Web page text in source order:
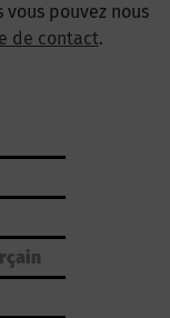
vous pouvez nous
de contact.